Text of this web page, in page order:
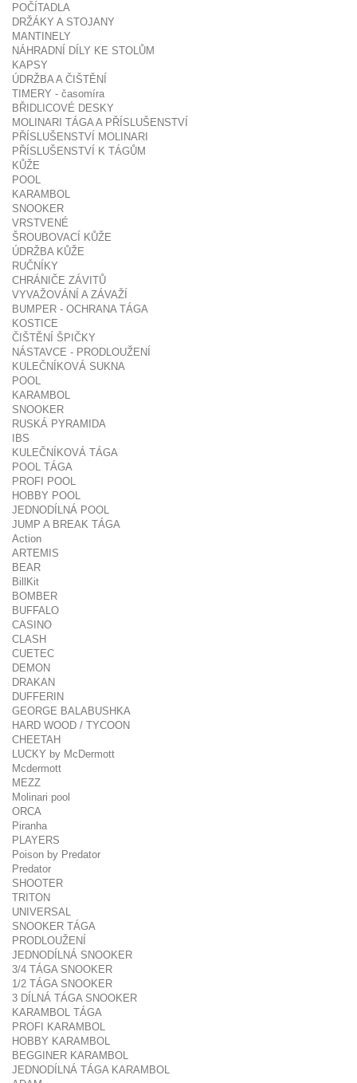
POČÍTADLA
DRŽÁKY A STOJANY
MANTINELY
NÁHRADNÍ DÍLY KE STOLŮM
KAPSY
ÚDRŽBA A ČIŠTĚNÍ
TIMERY - časomíra
BŘIDLICOVÉ DESKY
MOLINARI TÁGA A PŘÍSLUŠENSTVÍ
PŘÍSLUŠENSTVÍ MOLINARI
PŘÍSLUŠENSTVÍ K TÁGŮM
KŮŽE
POOL
KARAMBOL
SNOOKER
VRSTVENÉ
ŠROUBOVACÍ KŮŽE
ÚDRŽBA KŮŽE
RUČNÍKY
CHRÁNIČE ZÁVITŮ
VYVAŽOVÁNÍ A ZÁVAŽÍ
BUMPER - OCHRANA TÁGA
KOSTICE
ČIŠTĚNÍ ŠPIČKY
NÁSTAVCE - PRODLOUŽENÍ
KULEČNÍKOVÁ SUKNA
POOL
KARAMBOL
SNOOKER
RUSKÁ PYRAMIDA
IBS
KULEČNÍKOVÁ TÁGA
POOL TÁGA
PROFI POOL
HOBBY POOL
JEDNODÍLNÁ POOL
JUMP A BREAK TÁGA
Action
ARTEMIS
BEAR
BillKit
BOMBER
BUFFALO
CASINO
CLASH
CUETEC
DEMON
DRAKAN
DUFFERIN
GEORGE BALABUSHKA
HARD WOOD / TYCOON
CHEETAH
LUCKY by McDermott
Mcdermott
MEZZ
Molinari pool
ORCA
Piranha
PLAYERS
Poison by Predator
Predator
SHOOTER
TRITON
UNIVERSAL
SNOOKER TÁGA
PRODLOUŽENÍ
JEDNODÍLNÁ SNOOKER
3/4 TÁGA SNOOKER
1/2 TÁGA SNOOKER
3 DÍLNÁ TÁGA SNOOKER
KARAMBOL TÁGA
PROFI KARAMBOL
HOBBY KARAMBOL
BEGGINER KARAMBOL
JEDNODÍLNÁ TÁGA KARAMBOL